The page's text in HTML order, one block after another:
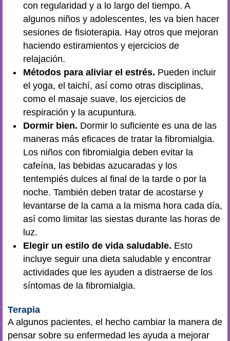
con regularidad y a lo largo del tiempo. A
algunos niños y adolescentes, les va bien hacer
sesiones de fisioterapia. Hay otros que mejoran
haciendo estiramientos y ejercicios de
relajación.
Métodos para aliviar el estrés. Pueden incluir
el yoga, el taichí, así como otras disciplinas,
como el masaje suave, los ejercicios de
respiración y la acupuntura.
Dormir bien. Dormir lo suficiente es una de las
maneras más eficaces de tratar la fibromialgia.
Los niños con fibromialgia deben evitar la
cafeína, las bebidas azucaradas y los
tentempiés dulces al final de la tarde o por la
noche. También deben tratar de acostarse y
levantarse de la cama a la misma hora cada día,
así como limitar las siestas durante las horas de
luz.
Elegir un estilo de vida saludable. Esto
incluye seguir una dieta saludable y encontrar
actividades que les ayuden a distraerse de los
síntomas de la fibromialgia.
Terapia
A algunos pacientes, el hecho cambiar la manera de
pensar sobre su enfermedad les ayuda a mejorar